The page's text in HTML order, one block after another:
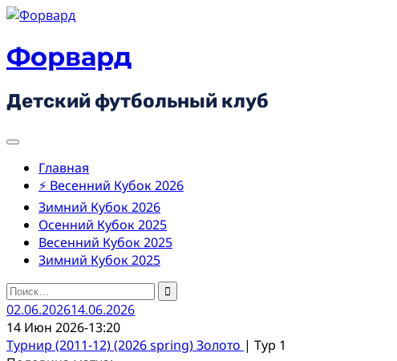
Skip
content
Форвард
Детский футбольный клуб
Главная
⚡ Весенний Кубок 2026
Зимний Кубок 2026
Осенний Кубок 2025
Весенний Кубок 2025
Зимний Кубок 2025
Найти:
02.06.202614.06.2026
14 Июн 2026-13:20
Турнир (2011-12) (2026 spring) Золото | Тур 1